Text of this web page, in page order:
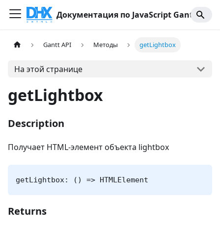
Документация по JavaScript Gantt
Gantt API Методы getLightbox
На этой странице
getLightbox
Description
Получает HTML-элемент объекта lightbox
getLightbox: () => HTMLElement
Returns